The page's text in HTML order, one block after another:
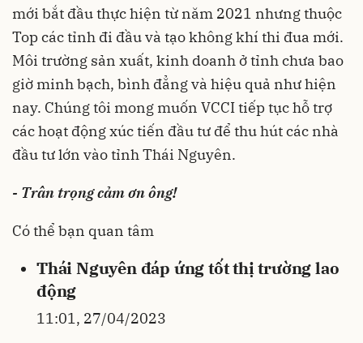
mới bắt đầu thực hiện từ năm 2021 nhưng thuộc
Top các tỉnh đi đầu và tạo không khí thi đua mới.
Môi trường sản xuất, kinh doanh ở tỉnh chưa bao
giờ minh bạch, bình đẳng và hiệu quả như hiện
nay. Chúng tôi mong muốn VCCI tiếp tục hỗ trợ
các hoạt động xúc tiến đầu tư để thu hút các nhà
đầu tư lớn vào tỉnh Thái Nguyên.
- Trân trọng cảm ơn ông!
Có thể bạn quan tâm
Thái Nguyên đáp ứng tốt thị trường lao
động
11:01, 27/04/2023